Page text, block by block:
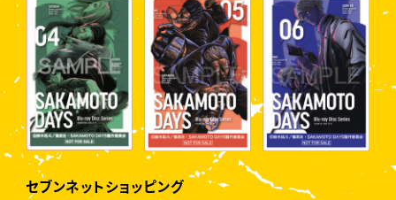
セブンネットショッピング